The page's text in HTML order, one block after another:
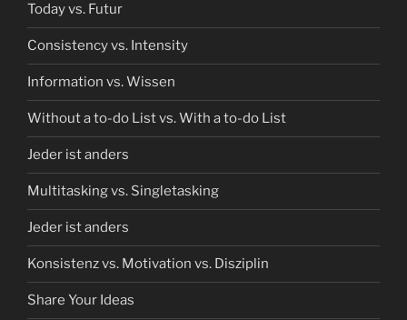
Today vs. Futur
Consistency vs. Intensity
Information vs. Wissen
Without a to-do List vs. With a to-do List
Jeder ist anders
Multitasking vs. Singletasking
Jeder ist anders
Konsistenz vs. Motivation vs. Disziplin
Share Your Ideas